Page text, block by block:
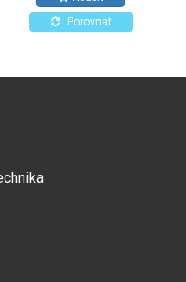
Porovnat